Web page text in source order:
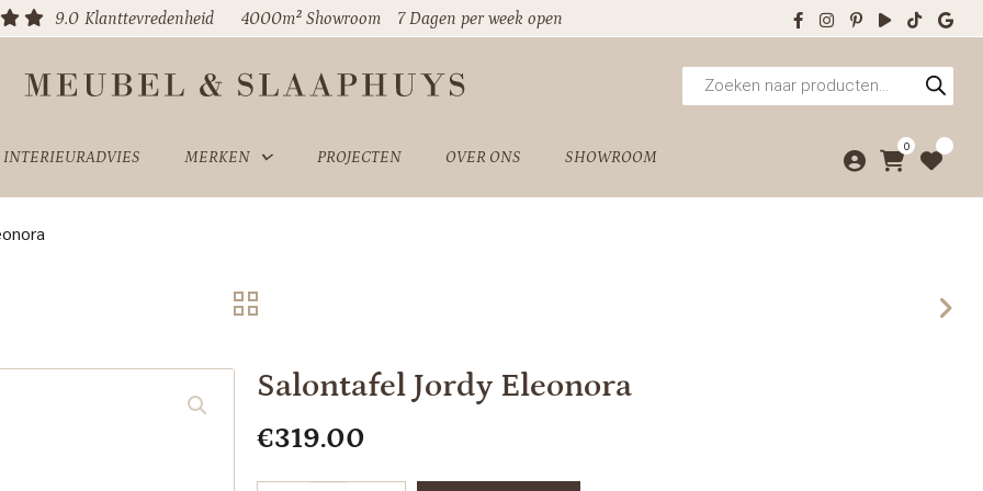
9.0 Klanttevredenheid 4000m² Showroom 7 Dagen per week open
Producten
zoeken
INTERIEURADVIES MERKEN PROJECTEN OVER ONS SHOWROOM
0
Salontafel Jordy Eleonora
€319.00